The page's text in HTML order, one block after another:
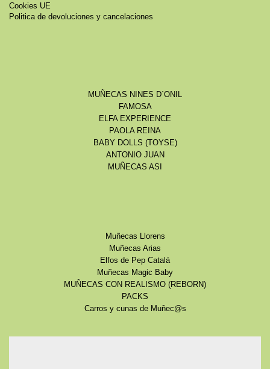
Cookies UE
Politica de devoluciones y cancelaciones
MUÑECAS NINES D´ONIL
FAMOSA
ELFA EXPERIENCE
PAOLA REINA
BABY DOLLS (TOYSE)
ANTONIO JUAN
MUÑECAS ASI
Muñecas Llorens
Muñecas Arias
Elfos de Pep Catalá
Muñecas Magic Baby
MUÑECAS CON REALISMO (REBORN)
PACKS
Carros y cunas de Muñec@s